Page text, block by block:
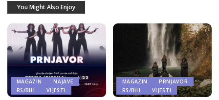
You Might Also Enjoy
MAGAZIN
NAJAVE
RS/BIH
VIJESTI
MAGAZIN
PRNJAVOR
RS/BIH
VIJESTI